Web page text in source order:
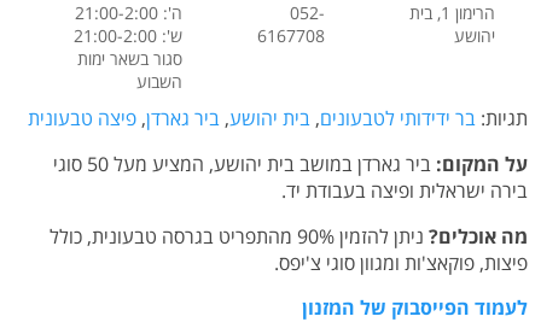
הרימון 1, בית
יהושע
052-
6167708
ה': 21:00-2:00
ש': 21:00-2:00
סגור בשאר ימות
השבוע
תגיות: בר ידידותי לטבעונים, בית יהושע, ביר גארדן, פיצה טבעונית
על המקום:
ביר גארדן במושב בית יהושע, המציע מעל 50 סוגי
בירה ישראלית ופיצה בעבודת יד.
מה אוכלים?
ניתן להזמין 90% מהתפריט בגרסה טבעונית, כולל
פיצות, פוקאצ'ות ומגוון סוגי צ'יפס.
לעמוד הפייסבוק של המזנון